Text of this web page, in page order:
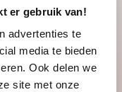
er gebruik van!
advertenties te
media te bieden
Ook delen we
site met onze
Maximale
Perma
nent